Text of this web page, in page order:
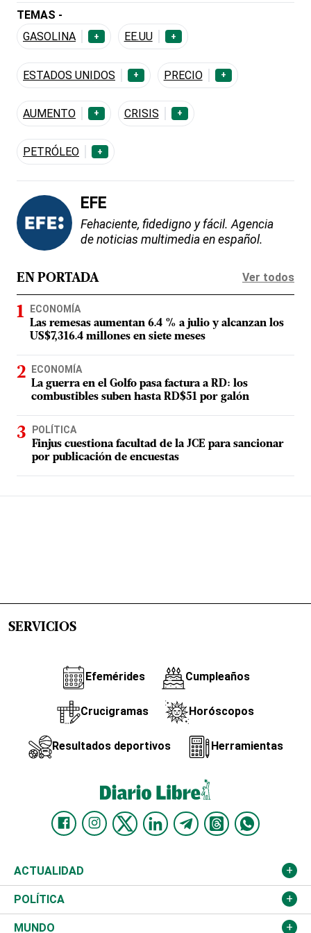
TEMAS -
GASOLINA
+ EE.UU +
ESTADOS UNIDOS + PRECIO +
AUMENTO + CRISIS +
PETRÓLEO +
EFE
Fehaciente, fidedigno y fácil. Agencia
de noticias multimedia en español.
EN PORTADA Ver todos
ECONOMÍA
Las remesas aumentan 6.4 % a julio y alcanzan los
US$7,316.4 millones en siete meses
ECONOMÍA
La guerra en el Golfo pasa factura a RD: los
combustibles suben hasta RD$51 por galón
POLÍTICA
Finjus cuestiona facultad de la JCE para sancionar
por publicación de encuestas
SERVICIOS
Efemérides Cumpleaños
Crucigramas Horóscopos
Resultados deportivos Herramientas
ACTUALIDAD
Nacional
Ciudad
POLÍTICA
Partidos
MUNDO